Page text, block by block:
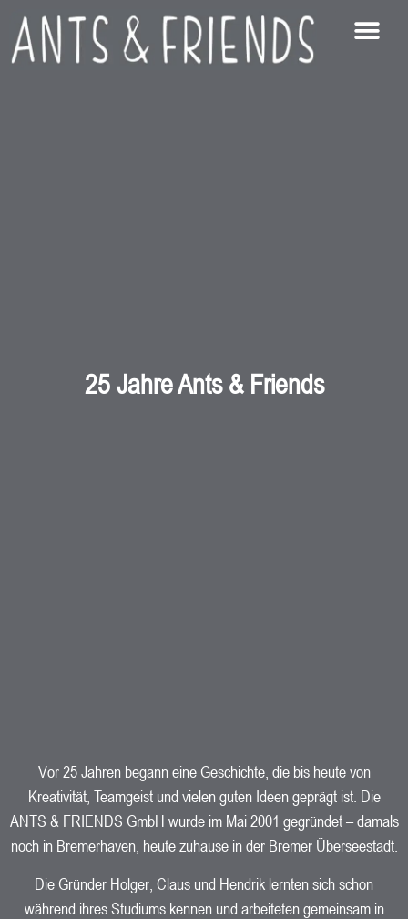
25 Jahre Ants & Friends
Vor 25 Jahren begann eine Geschichte, die bis heute von
Kreativität, Teamgeist und vielen guten Ideen geprägt ist. Die
ANTS & FRIENDS GmbH wurde im Mai 2001 gegründet – damals
noch in Bremerhaven, heute zuhause in der Bremer Überseestadt.
Die Gründer Holger, Claus und Hendrik lernten sich schon
während ihres Studiums kennen und arbeiteten gemeinsam in